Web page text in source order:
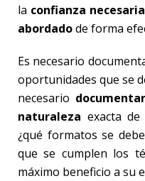
la confianza
abordadode forma
Es necesario
oportunidades que se
necesario
naturaleza exacta
¿qué formatos se
que se cumplen los
máximo beneficio a su